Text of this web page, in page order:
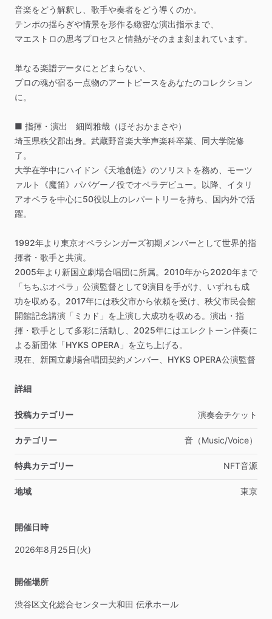
音楽をどう解釈し、歌手や奏者をどう導くのか。
テンポの揺らぎや情景を形作る緻密な演出指示まで、
マエストロの思考プロセスと情熱がそのまま刻まれています。
単なる楽譜データにとどまらない、
プロの魂が宿る一点物のアートピースをあなたのコレクション
に。
■ 指揮・演出
細岡雅哉（ほそおかまさや）
埼玉県秩父郡出身。武蔵野音楽大学声楽科卒業、同大学院修
了。
大学在学中にハイドン《天地創造》のソリストを務め、モーツ
ァルト《魔笛》パパゲーノ役でオペラデビュー。以降、イタリ
アオペラを中心に50役以上のレパートリーを持ち、国内外で活
躍。
1992年より東京オペラシンガーズ初期メンバーとして世界的指
揮者・歌手と共演。
2005年より新国立劇場合唱団に所属。2010年から2020年まで
「ちちぶオペラ」公演監督として9演目を手がけ、いずれも成
功を収める。2017年には秩父市から依頼を受け、秩父市民会館
開館記念講演「ミカド」を上演し大成功を収める。演出・指
揮・歌手として多彩に活動し、2025年にはエレクトーン伴奏に
よる新団体「HYKS OPERA」を立ち上げる。
現在、新国立劇場合唱団契約メンバー、HYKS OPERA公演監督
詳細
投稿カテゴリー 演奏会チケット
カテゴリー 音（Music​/​Voice）
特典カテゴリー NFT音源
地域 東京
開催日時
2026年8月25日(火)
開催場所
渋谷区文化総合センター大和田 伝承ホール